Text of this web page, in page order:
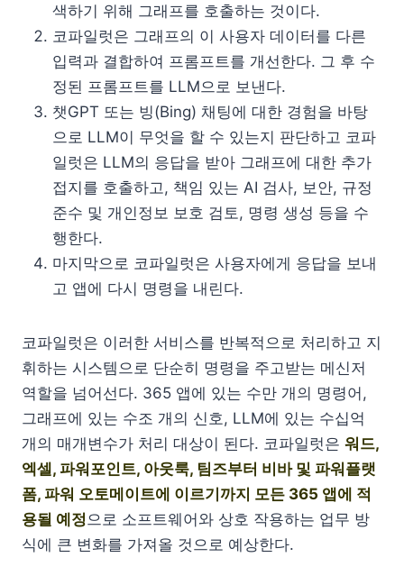
색하기 위해 그래프를 호출하는 것이다.
코파일럿은 그래프의 이 사용자 데이터를 다른
입력과 결합하여 프롬프트를 개선한다. 그 후 수
정된 프롬프트를 LLM으로 보낸다.
챗GPT 또는 빙(Bing) 채팅에 대한 경험을 바탕
으로 LLM이 무엇을 할 수 있는지 판단하고 코파
일럿은 LLM의 응답을 받아 그래프에 대한 추가
접지를 호출하고, 책임 있는 AI 검사, 보안, 규정
준수 및 개인정보 보호 검토, 명령 생성 등을 수
행한다.
마지막으로 코파일럿은 사용자에게 응답을 보내
고 앱에 다시 명령을 내린다.
코파일럿은 이러한 서비스를 반복적으로 처리하고 지
휘하는 시스템으로 단순히 명령을 주고받는 메신저
역할을 넘어선다. 365 앱에 있는 수만 개의 명령어,
그래프에 있는 수조 개의 신호, LLM에 있는 수십억
개의 매개변수가 처리 대상이 된다. 코파일럿은 워드,
엑셀, 파워포인트, 아웃룩, 팀즈부터 비바 및 파워플랫
폼, 파워 오토메이트에 이르기까지 모든 365 앱에 적
용될 예정 으로 소프트웨어와 상호 작용하는 업무 방
식에 큰 변화를 가져올 것으로 예상한다.